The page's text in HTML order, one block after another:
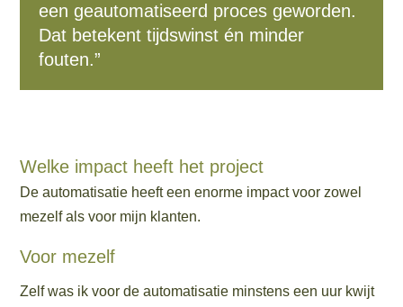
een geautomatiseerd proces geworden.
Dat betekent tijdswinst én minder
fouten.”
Welke impact heeft het project
De automatisatie heeft een enorme impact voor zowel
mezelf als voor mijn klanten.
Voor mezelf
Zelf was ik voor de automatisatie minstens een uur kwijt